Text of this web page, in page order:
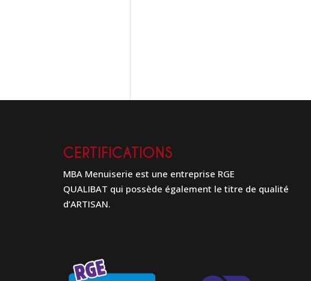
CERTIFICATIONS
MBA Menuiserie est une entreprise RGE
QUALIBAT qui possède également le titre de qualité
d’ARTISAN.